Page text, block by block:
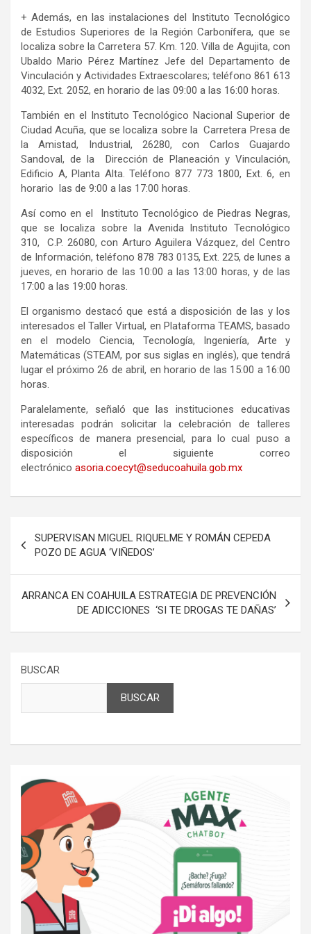
+ Además, en las instalaciones del Instituto Tecnológico
de Estudios Superiores de la Región Carbonífera, que se
localiza sobre la Carretera 57. Km. 120. Villa de Agujita, con
Ubaldo Mario Pérez Martínez Jefe del Departamento de
Vinculación y Actividades Extraescolares; teléfono 861 613
4032, Ext. 2052, en horario de las 09:00 a las 16:00 horas.
También en el Instituto Tecnológico Nacional Superior de
Ciudad Acuña, que se localiza sobre la Carretera Presa de
la Amistad, Industrial, 26280, con Carlos Guajardo
Sandoval, de la Dirección de Planeación y Vinculación,
Edificio A, Planta Alta. Teléfono 877 773 1800, Ext. 6, en
horario las de 9:00 a las 17:00 horas.
Así como en el Instituto Tecnológico de Piedras Negras,
que se localiza sobre la Avenida Instituto Tecnológico
310, C.P. 26080, con Arturo Aguilera Vázquez, del Centro
de Información, teléfono 878 783 0135, Ext. 225, de lunes a
jueves, en horario de las 10:00 a las 13:00 horas, y de las
17:00 a las 19:00 horas.
El organismo destacó que está a disposición de las y los
interesados el Taller Virtual, en Plataforma TEAMS, basado
en el modelo Ciencia, Tecnología, Ingeniería, Arte y
Matemáticas (STEAM, por sus siglas en inglés), que tendrá
lugar el próximo 26 de abril, en horario de las 15:00 a 16:00
horas.
Paralelamente, señaló que las instituciones educativas
interesadas podrán solicitar la celebración de talleres
específicos de manera presencial, para lo cual puso a
disposición el siguiente correo
electrónico asoria.coecyt@seducoahuila.gob.mx
de
entradas
SUPERVISAN MIGUEL RIQUELME Y ROMÁN CEPEDA
POZO DE AGUA ‘VIÑEDOS’
ARRANCA EN COAHUILA ESTRATEGIA DE PREVENCIÓN
DE ADICCIONES ‘SI TE DROGAS TE DAÑAS’
BUSCAR
BUSCAR